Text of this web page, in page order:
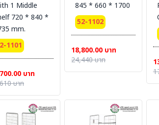
1 Middle
720 * 840 *
mm.
1101
บาท
บาท
845 * 660 * 1700
52-1102
18,800.00 บาท
24,440 บาท